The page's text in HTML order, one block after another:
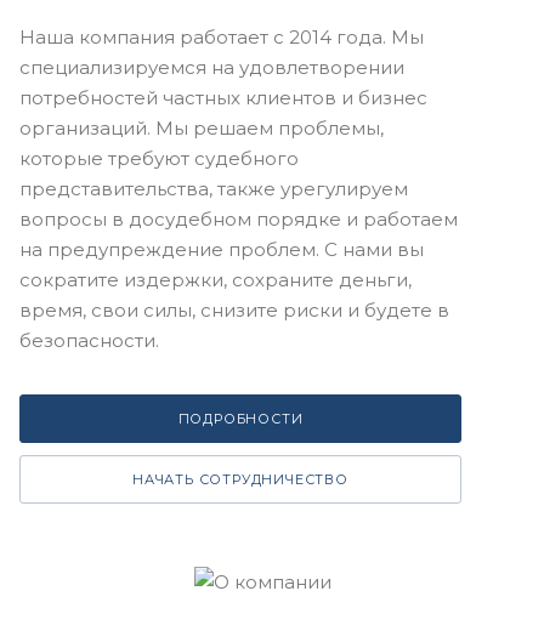
Наша компания работает с 2014 года. Мы
специализируемся на удовлетворении
потребностей частных клиентов и бизнес
организаций. Мы решаем проблемы,
которые требуют судебного
представительства, также урегулируем
вопросы в досудебном порядке и работаем
на предупреждение проблем. С нами вы
сократите издержки, сохраните деньги,
время, свои силы, снизите риски и будете в
безопасности.
ПОДРОБНОСТИ
НАЧАТЬ СОТРУДНИЧЕСТВО